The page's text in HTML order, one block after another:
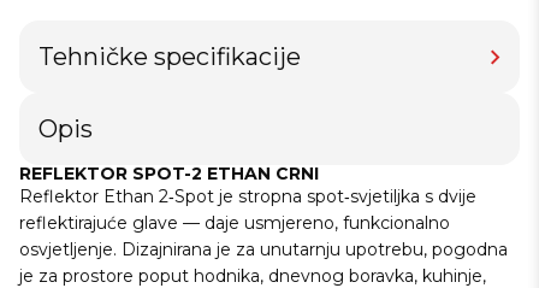
Tehničke specifikacije
Opis
REFLEKTOR SPOT-2 ETHAN CRNI
Reflektor Ethan 2‑Spot je stropna spot‑svjetiljka s dvije
reflektirajuće glave — daje usmjereno, funkcionalno
osvjetljenje. Dizajnirana je za unutarnju upotrebu, pogodna
je za prostore poput hodnika, dnevnog boravka, kuhinje,